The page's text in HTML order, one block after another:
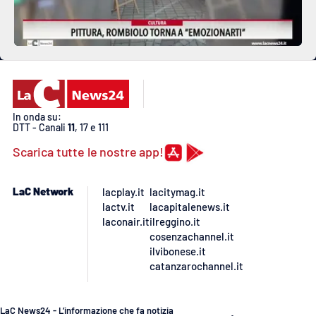
In onda su:
DTT - Canali 11, 17 e 111
Scarica tutte le nostre app!
LaC Network
lacplay.it
lactv.it
laconair.it
lacitymag.it
lacapitalenews.it
ilreggino.it
cosenzachannel.it
ilvibonese.it
catanzarochannel.it
LaC News24 - L’informazione che fa notizia